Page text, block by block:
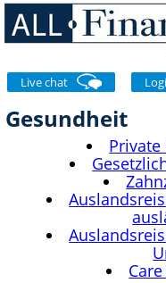
Live chat
Gesundheit